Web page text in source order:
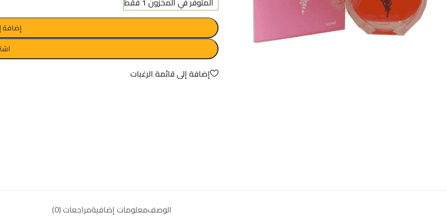
إضافة
إضافة إلى قائمة الرغبات
الوصفمعلومات إضافيةمراجعات (0)